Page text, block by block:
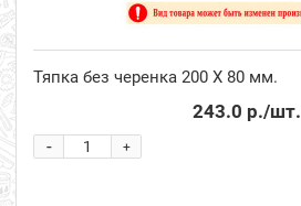
Тяпка без черенка 200 Х 80 мм.
243.0 р./шт.
+
-